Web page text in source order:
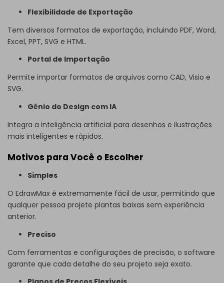
Flexibilidade de Exportação
Tem diversos formatos de exportação, incluindo PDF, Word,
Excel, PPT, SVG e HTML.
Portal de Importação
Permite importar formatos de arquivos como CAD, Visio e
SVG.
Gênio do Design com IA
Integra a inteligência artificial para desenhos e ilustrações
mais inteligentes e rápidos.
Motivos para Você o Escolher
Simples
O EdrawMax é extremamente fácil de usar, permitindo que
qualquer pessoa projete plantas baixas sem experiência
anterior.
Preciso
Com ferramentas e configurações de precisão, o software
garante que cada detalhe do seu projeto seja exato.